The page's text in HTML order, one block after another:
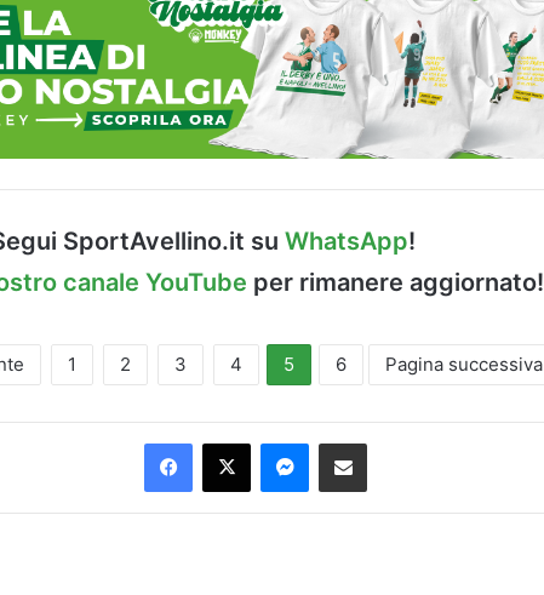
SportAvellino.it su WhatsApp!
canale YouTube per rimanere aggiornato!
1 2 3 4 5 6 Pagina successiva
Facebook
X Messenger
Condividi via Email